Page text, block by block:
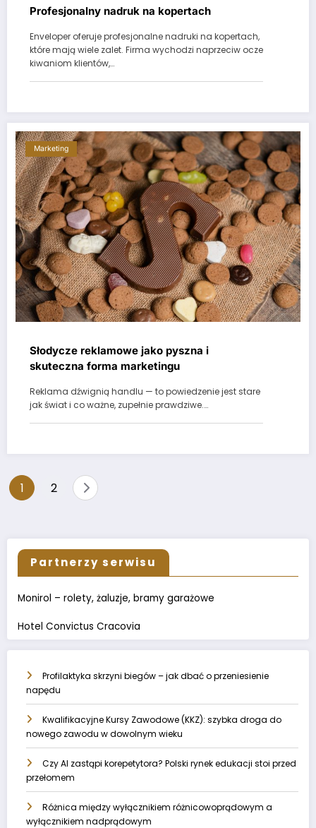
Profesjonalny nadruk na kopertach
Enveloper oferuje profesjonalne nadruki na kopertach,
które mają wiele zalet. Firma wychodzi naprzeciw ocze
kiwaniom klientów,…
Marketing
Słodycze reklamowe jako pyszna i
skuteczna forma marketingu
Reklama dźwignią handlu — to powiedzenie jest stare
jak świat i co ważne, zupełnie prawdziwe.…
Stronicowanie
1 2
Partnerzy serwisu
Monirol – rolety, żaluzje, bramy garażowe
Hotel Convictus Cracovia
Profilaktyka skrzyni biegów – jak dbać o przeniesienie
napędu
Kwalifikacyjne Kursy Zawodowe (KKZ): szybka droga do
nowego zawodu w dowolnym wieku
Czy AI zastąpi korepetytora? Polski rynek edukacji stoi przed
przełomem
Różnica między wyłącznikiem różnicowoprądowym a
wyłącznikiem nadprądowym